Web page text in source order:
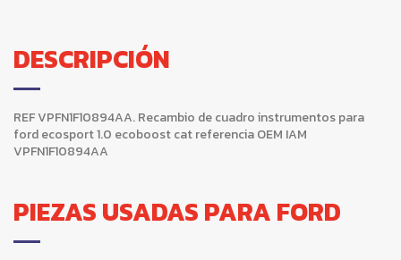
DESCRIPCIÓN
REF VPFN1F10894AA. Recambio de cuadro instrumentos para
ford ecosport 1.0 ecoboost cat referencia OEM IAM
VPFN1F10894AA
PIEZAS USADAS PARA FORD